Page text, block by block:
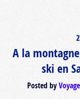
A la
ski en
Posted by